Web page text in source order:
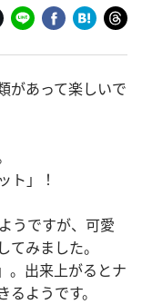
があって楽しいで
ト」！
うですが、可愛
みました。
。出来上がるとナ
ようです。